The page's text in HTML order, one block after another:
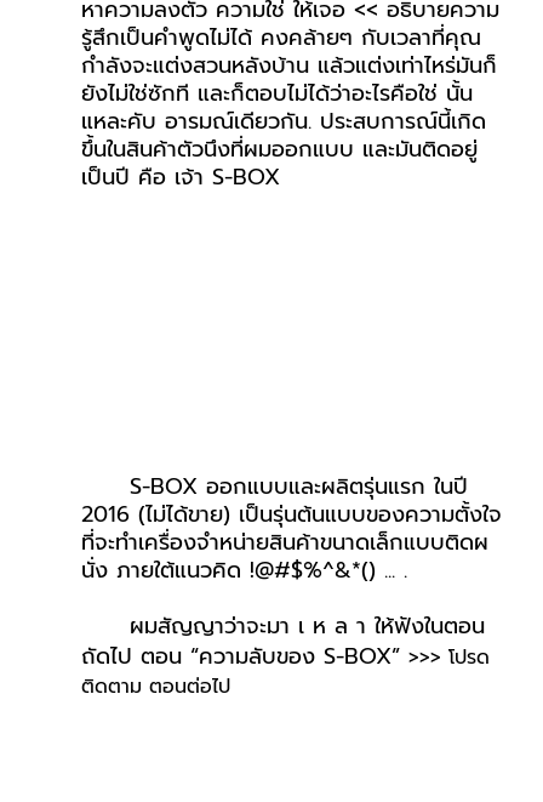
หาความลงตัว ความใช่ ให้เจอ << อธิบายความ
รู้สึกเป็นคำพูดไม่ได้ คงคล้ายๆ กับเวลาที่คุณ
กำลังจะแต่งสวนหลังบ้าน แล้วแต่งเท่าไหร่มันก็
ยังไม่ใช่ซักที และก็ตอบไม่ได้ว่าอะไรคือใช่ นั้น
แหละคับ อารมณ์เดียวกัน. ประสบการณ์นี้เกิด
ขึ้นในสินค้าตัวนึงที่ผมออกแบบ และมันติดอยู่
เป็นปี คือ เจ้า S-BOX
S-BOX ออกแบบและผลิตรุ่นแรก ในปี
2016 (ไม่ได้ขาย) เป็นรุ่นต้นแบบของความตั้งใจ
ที่จะทำเครื่องจำหน่ายสินค้าขนาดเล็กแบบติดผ
นั่ง ภายใต้แนวคิด !@#$%^&*() ... .
ผมสัญญาว่าจะมา เ ห ล า ให้ฟังในตอน
ถัดไป ตอน “ความลับของ S-BOX” >>> โปรด
ติดตาม ตอนต่อไป